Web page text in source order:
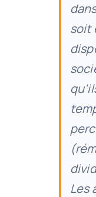
soit
Les